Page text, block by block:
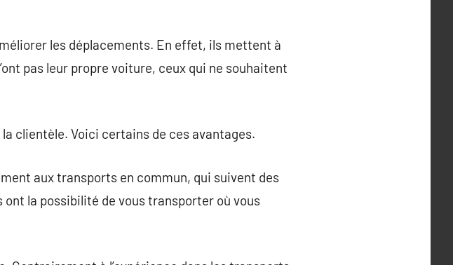
les déplacements. En effet, ils mettent à
pas leur propre voiture, ceux qui ne souhaitent
clientèle. Voici certains de ces avantages.
aux transports en commun, qui suivent des
la possibilité de vous transporter où vous